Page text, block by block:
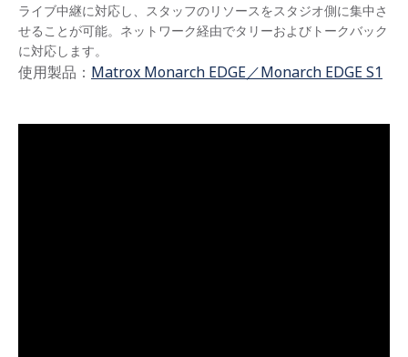
ライブ中継に対応し、スタッフのリソースをスタジオ側に集中さ
せることが可能。ネットワーク経由でタリーおよびトークバック
に対応します。
使用製品： Matrox Monarch EDGE／Monarch EDGE S1